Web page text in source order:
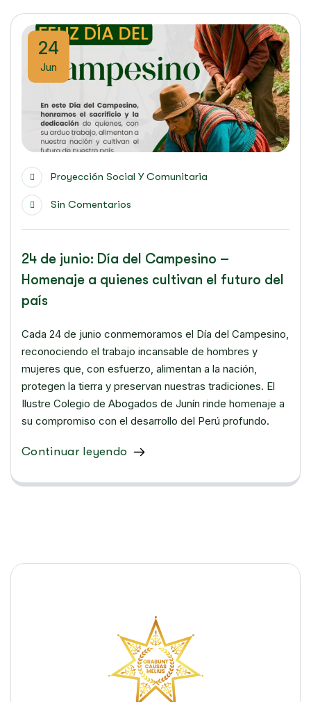
24
Jun
Proyección Social Y Comunitaria
Sin Comentarios
24 de junio: Día del Campesino –
Homenaje a quienes cultivan el futuro del
país
Cada 24 de junio conmemoramos el Día del Campesino,
reconociendo el trabajo incansable de hombres y
mujeres que, con esfuerzo, alimentan a la nación,
protegen la tierra y preservan nuestras tradiciones. El
Ilustre Colegio de Abogados de Junín rinde homenaje a
su compromiso con el desarrollo del Perú profundo.
Continuar leyendo